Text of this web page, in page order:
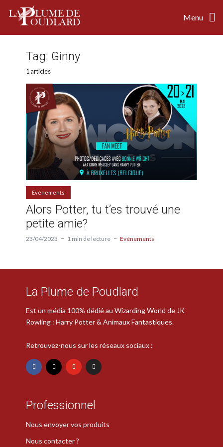
Menu
Tag: Ginny
1 articles
Evénements
Alors Potter, tu t’es trouvé une
petite amie?
23/04/2023 1 min de lecture Evénements
La Plume de Poudlard
Est un média 100% dédié au Wizarding World de JK
Rowling : Harry Potter & Animaux Fantastiques.
Retrouvez-nous sur les réseaux sociaux :
Professionnel
Nous envoyer vos produits
Nous contacter ?